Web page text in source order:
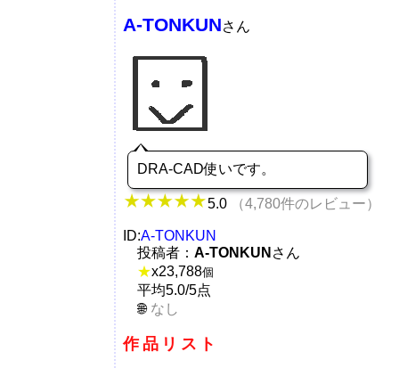
A-TONKUNさん
DRA-CAD使いです。
5.0 （4,780件のレビュー）
ID:A-TONKUN
投稿者： A-TONKUN さん
★x23,788個
平均5.0/5点
なし
作品リスト